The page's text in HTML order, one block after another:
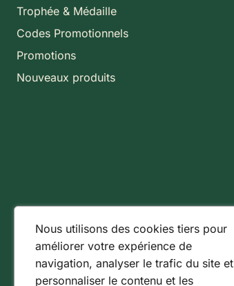
Trophée & Médaille
Codes Promotionnels
Promotions
Nouveaux produits
Nous utilisons des cookies tiers pour
améliorer votre expérience de
navigation, analyser le trafic du site et
personnaliser le contenu et les